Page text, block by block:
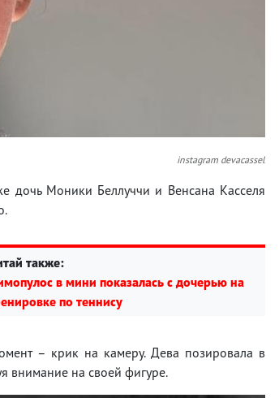
instagram devacassel
дочь Моники Беллуччи и Венсана Касселя
также:
в мини показалась с дочерью на
по теннису
– крик на камеру. Дева позировала в
внимание на своей фигуре.